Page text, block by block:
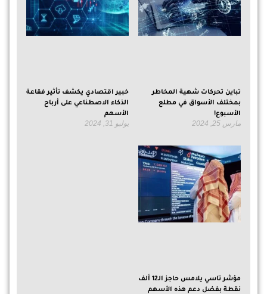
تباين تحركات شهية المخاطر
بمختلف الأسواق في مطلع
الأسبوع!
مارس 25, 2024
خبير اقتصادي يكشف تأثير فقاعة
الذكاء الاصطناعي على أرباح
الأسهم
يوليو 31, 2024
مؤشر تاسي يلامس حاجز الـ12 ألف
نقطة بفضل دعم هذه الأسهم